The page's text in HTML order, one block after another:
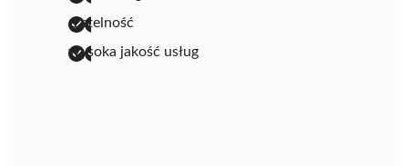
rzetelność
wysoka jakość usług